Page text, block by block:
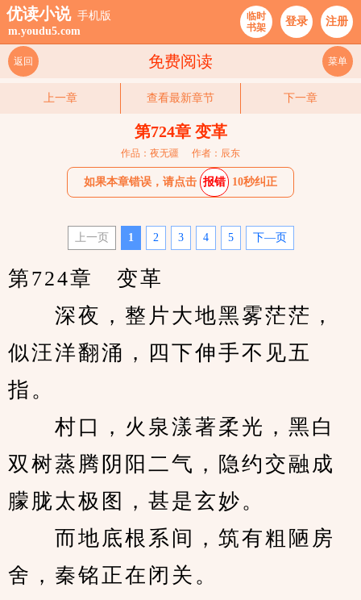
优读小说 手机版
m.youdu5.com
临时
书架
登录 注册
免费阅读
返回 菜单
上一章 查看最新章节 下一章
第724章 变革
作品：夜无疆 作者：辰东
如果本章错误，请点击 报错 10秒纠正
上一页 1 2 3 4 5 下—页
第724章　变革
深夜，整片大地黑雾茫茫，
似汪洋翻涌，四下伸手不见五
指。
村口，火泉漾著柔光，黑白
双树蒸腾阴阳二气，隐约交融成
朦胧太极图，甚是玄妙。
而地底根系间，筑有粗陋房
舍，秦铭正在闭关。